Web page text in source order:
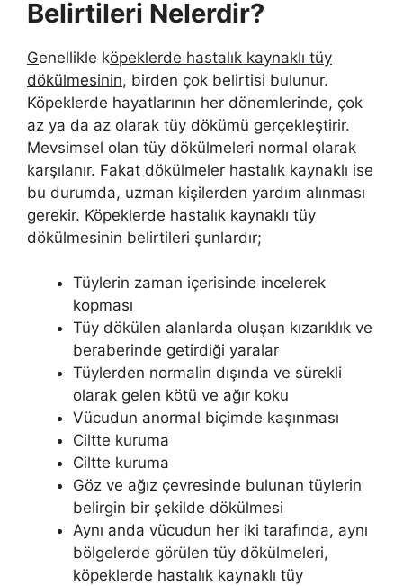
Belirtileri Nelerdir?
Genellikle köpeklerde hastalık kaynaklı tüy
dökülmesinin, birden çok belirtisi bulunur.
Köpeklerde hayatlarının her dönemlerinde, çok
az ya da az olarak tüy dökümü gerçekleştirir.
Mevsimsel olan tüy dökülmeleri normal olarak
karşılanır. Fakat dökülmeler hastalık kaynaklı ise
bu durumda, uzman kişilerden yardım alınması
gerekir. Köpeklerde hastalık kaynaklı tüy
dökülmesinin belirtileri şunlardır;
Tüylerin zaman içerisinde incelerek
kopması
Tüy dökülen alanlarda oluşan kızarıklık ve
beraberinde getirdiği yaralar
Tüylerden normalin dışında ve sürekli
olarak gelen kötü ve ağır koku
Vücudun anormal biçimde kaşınması
Ciltte kuruma
Ciltte kuruma
Göz ve ağız çevresinde bulunan tüylerin
belirgin bir şekilde dökülmesi
Aynı anda vücudun her iki tarafında, aynı
bölgelerde görülen tüy dökülmeleri,
köpeklerde hastalık kaynaklı tüy